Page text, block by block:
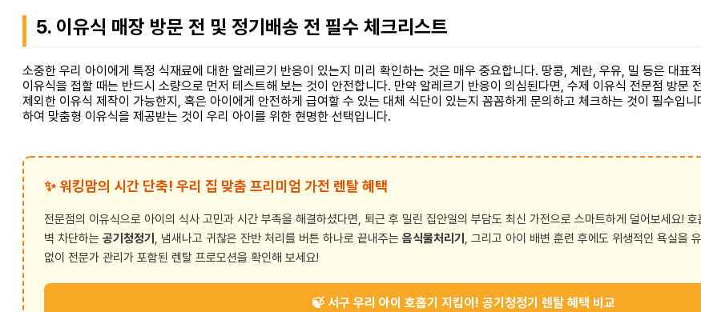
5. 이유식 매장 방문 전 및 정기배송 전 필수 체크리스트
소중한 우리 아이에게 특정 식재료에 대한 알레르기 반응이 있는지 미리 확인하는 것은 매우 중요합니다. 땅콩, 계란, 우유, 밀 등은 대표
이유식을 접할 때는 반드시 소량으로 먼저 테스트해 보는 것이 안전합니다. 만약 알레르기 반응이 의심된다면, 수제 이유식 전문점 방문
제외한 이유식 제작이 가능한지, 혹은 아이에게 안전하게 급여할 수 있는 대체 식단이 있는지 꼼꼼하게 문의하고 체크하는 것이 필수입
하여 맞춤형 이유식을 제공받는 것이 우리 아이를 위한 현명한 선택입니다.
✨ 워킹맘의 시간 단축! 우리 집 맞춤 프리미엄 가전 렌탈 혜택
전문점의 이유식으로 아이의 식사 고민과 시간 부족을 해결하셨다면, 퇴근 후 밀린 집안일의 부담도 최신 가전으로 스마트하게 덜어보세요!
벽 차단하는 공기청정기 , 냄새나고 귀찮은 잔반 처리를 버튼 하나로 끝내주는 음식물처리기 , 그리고 아이 배변 훈련 후에도 위생적인 욕실을
없이 전문가 관리가 포함된 렌탈 프로모션을 확인해 보세요!
🍃 서구 우리 아이 호흡기 지킴이! 공기청정기 렌탈 혜택 비교